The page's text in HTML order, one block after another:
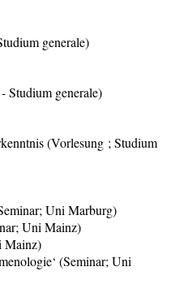
generale)
generale)
(Vorlesung ; Studium
Uni Marburg)
Uni Mainz)
Mainz)
(Seminar; Uni